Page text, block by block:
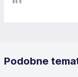
Podobne